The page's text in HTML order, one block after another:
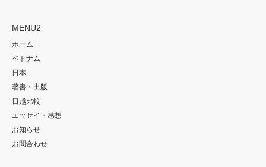
MENU2
ホーム
ベトナム
日本
著書・出版
日越比較
エッセイ・感想
お知らせ
お問合わせ